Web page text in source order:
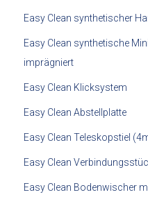
Easy Clean synthetischer
Easy Clean synthetische
imprägniert
Easy Clean Klicksystem
Easy Clean Abstellplatte
Easy Clean Teleskopstiel
Easy Clean
Easy Clean Bodenwischer